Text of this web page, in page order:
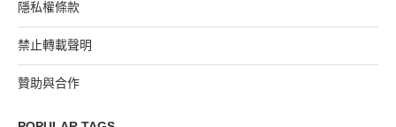
隱私權條款
禁止轉載聲明
贊助與合作